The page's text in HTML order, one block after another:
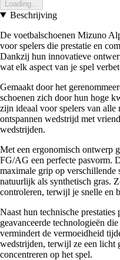
Loading...
Beschrijving
De voetbalschoenen Mizuno
voor spelers die prestatie en
Dankzij hun innovatieve
wat elk aspect van je spel
Gemaakt door het
schoenen zich door hun hoge
zijn ideaal voor spelers van alle
ontspannen wedstrijd met
wedstrijden.
Met een ergonomisch ontwerp
FG/AG een perfecte pasvorm.
maximale grip op
natuurlijk als synthetisch gras.
controleren, terwijl je snelle en
Naast hun technische prestaties
geavanceerde technologieën
vermindert de vermoeidheid
wedstrijden, terwijl ze een licht
concentreren op het spel.